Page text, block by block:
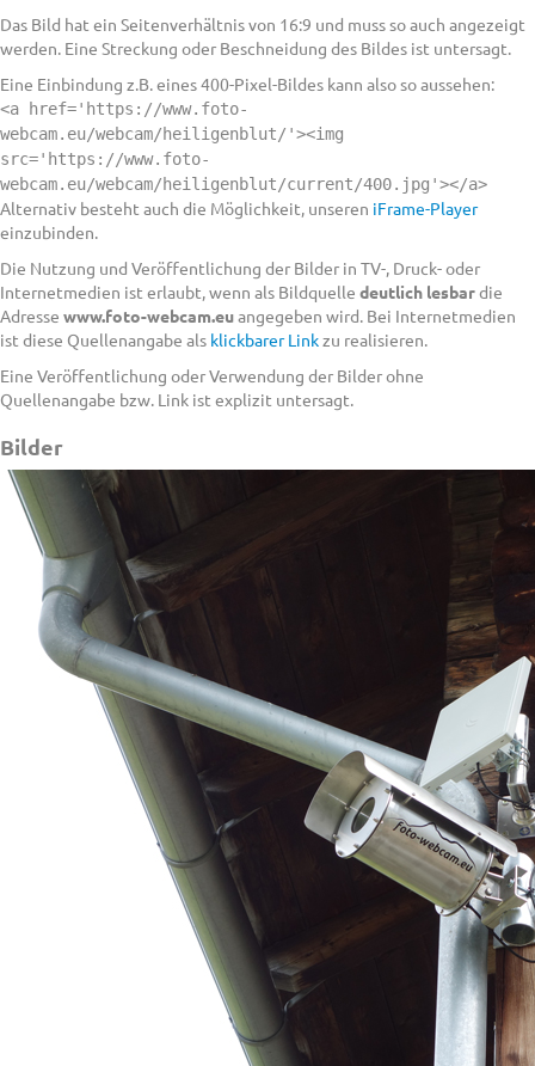
Das Bild hat ein Seitenverhältnis von 16:9 und muss so auch angezeigt
werden. Eine Streckung oder Beschneidung des Bildes ist untersagt.
Eine Einbindung z.B. eines 400-Pixel-Bildes kann also so aussehen:
<a href='https://www.foto-
webcam.eu/webcam/heiligenblut/'><img
src='https://www.foto-
webcam.eu/webcam/heiligenblut/current/400.jpg'></a>
Alternativ besteht auch die Möglichkeit, unseren iFrame-Player
einzubinden.
Die Nutzung und Veröffentlichung der Bilder in TV-, Druck- oder
Internetmedien ist erlaubt, wenn als Bildquelle deutlich lesbardie
Adresse www.foto-webcam.euangegeben wird. Bei Internetmedien
ist diese Quellenangabe als klickbarer Linkzu realisieren.
Eine Veröffentlichung oder Verwendung der Bilder ohne
Quellenangabe bzw. Link ist explizit untersagt.
Bilder